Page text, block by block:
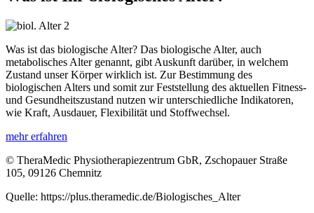
Was ist das biologische Alter? Das biologische Alter, auch
metabolisches Alter genannt, gibt Auskunft darüber, in welchem
Zustand unser Körper wirklich ist. Zur Bestimmung des
biologischen Alters und somit zur Feststellung des aktuellen Fitness-
und Gesundheitszustand nutzen wir unterschiedliche Indikatoren,
wie Kraft, Ausdauer, Flexibilität und Stoffwechsel.
mehr erfahren
© TheraMedic Physiotherapiezentrum GbR, Zschopauer Straße
105, 09126 Chemnitz
Quelle: https://plus.theramedic.de/Biologisches_Alter